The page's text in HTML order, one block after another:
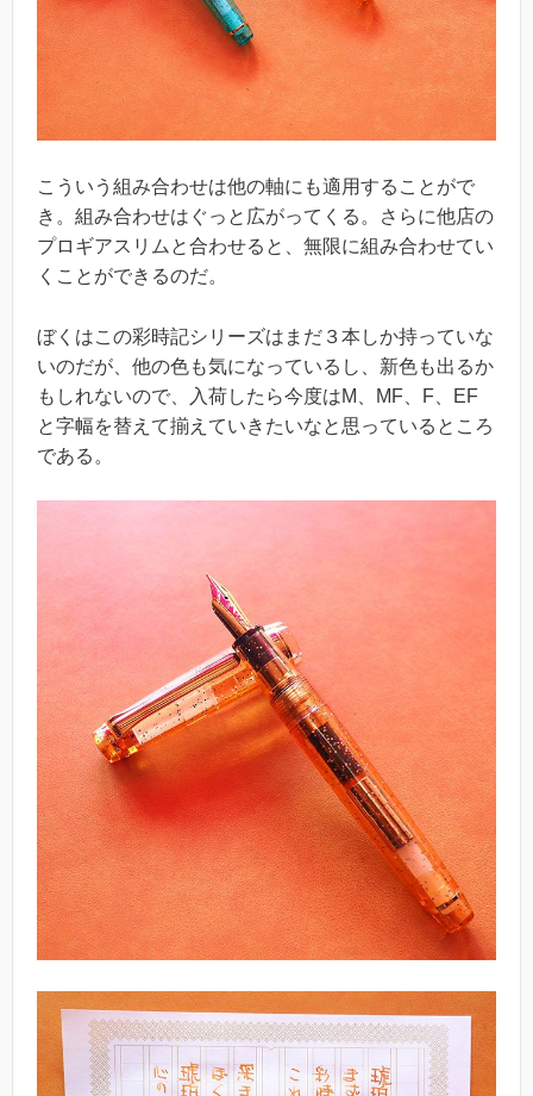
こういう組み合わせは他の軸にも適用することがで
き。組み合わせはぐっと広がってくる。さらに他店の
プロギアスリムと合わせると、無限に組み合わせてい
くことができるのだ。
ぼくはこの彩時記シリーズはまだ３本しか持っていな
いのだが、他の色も気になっているし、新色も出るか
もしれないので、入荷したら今度はM、MF、F、EF
と字幅を替えて揃えていきたいなと思っているところ
である。